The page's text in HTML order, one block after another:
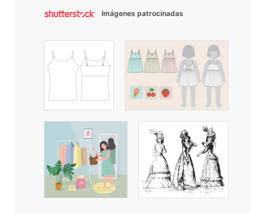
Imágenes patrocinadas